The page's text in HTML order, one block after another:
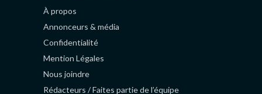
À propos
Annonceurs & média
Confidentialité
Mention Légales
Nous joindre
Rédacteurs / Faites partie de l’équipe